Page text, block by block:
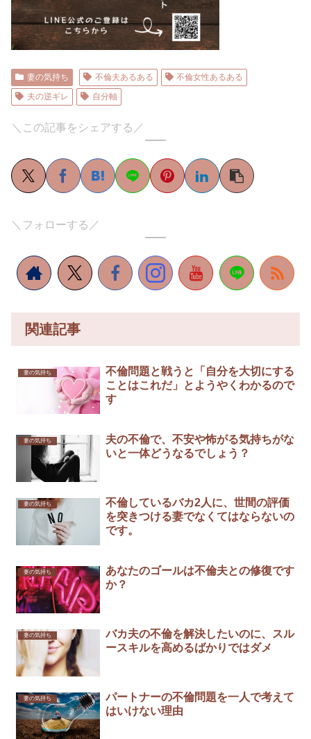
妻の気持ち 不倫夫あるある
不倫女性あるある
夫の逆ギレ
自分軸
＼この記事をシェアする／
＼フォローする／
関連記事
妻の気持ち
不倫問題と戦うと「自分を大切にする
ことはこれだ」とようやくわかるので
す
妻の気持ち
夫の不倫で、不安や怖がる気持ちがな
いと一体どうなるでしょう？
妻の気持ち
不倫しているバカ2人に、世間の評価
を突きつける妻でなくてはならないの
です。
妻の気持ち
あなたのゴールは不倫夫との修復です
か？
妻の気持ち
バカ夫の不倫を解決したいのに、スル
ースキルを高めるばかりではダメ
妻の気持ち
パートナーの不倫問題を一人で考えて
はいけない理由